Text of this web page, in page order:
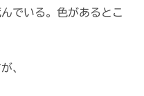
でいる。色があるとこ
、